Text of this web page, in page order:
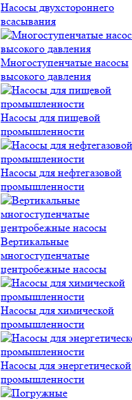
Насосы двухстороннего
всасывания
Многоступенчатые насосы
высокого давления
Насосы для пищевой
промышленности
Насосы для нефтегазовой
промышленности
Вертикальные
многоступенчатые
центробежные насосы
Насосы для химической
промышленности
Насосы для энергетической
промышленности